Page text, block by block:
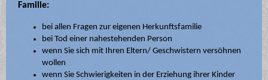
Familie:
bei allen Fragen zur eigenen Herkunftsfamilie
bei Tod einer nahestehenden Person
wenn Sie sich mit Ihren Eltern/ Geschwistern versöhnen
wollen
wenn Sie Schwierigkeiten in der Erziehung ihrer Kinder